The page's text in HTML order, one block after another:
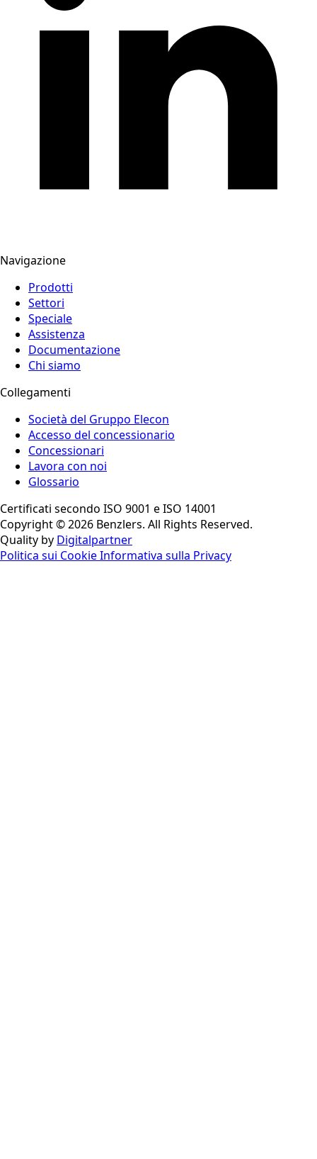
Navigazione
Prodotti
Settori
Speciale
Assistenza
Documentazione
Chi siamo
Collegamenti
Società del Gruppo Elecon
Accesso del concessionario
Concessionari
Lavora con noi
Glossario
Certificati secondo ISO 9001 e ISO 14001
Copyright © 2026 Benzlers. All Rights Reserved.
Quality by Digitalpartner
Politica sui CookieInformativa sulla Privacy